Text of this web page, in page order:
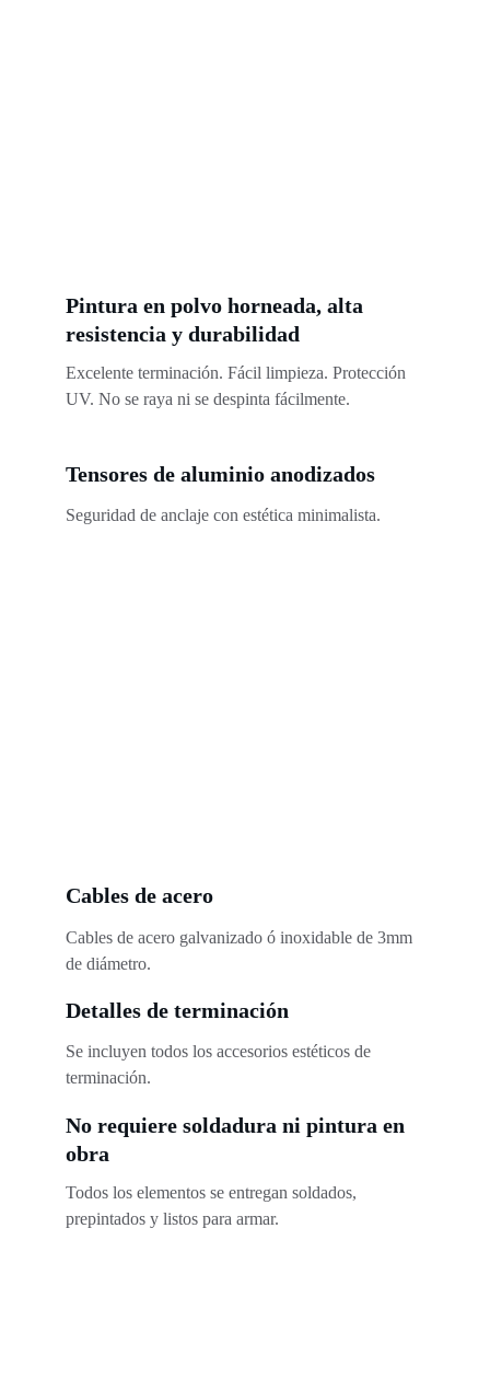
Tensores de aluminio anodizados
Pintura en polvo horneada, alta
resistencia y durabilidad
Excelente terminación. Fácil limpieza. Protección
UV. No se raya ni se despinta fácilmente.
Seguridad de anclaje con estética minimalista.
Cables de acero
Cables de acero galvanizado ó inoxidable de 3mm
de diámetro.
Detalles de terminación
Se incluyen todos los accesorios estéticos de
terminación.
No requiere soldadura ni pintura en
obra
Todos los elementos se entregan soldados,
prepintados y listos para armar.